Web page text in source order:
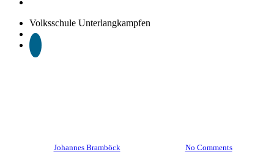
Volksschule Unterlangkampfen
search
Johannes Bramböck No Comments